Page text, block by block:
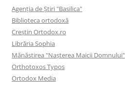
Agenţia de Ştiri "Basilica"
Biblioteca ortodoxă
Creştin Ortodox.ro
Librăria Sophia
Mănăstirea "Naşterea Maicii Domnului"
Orthotoxos Typos
Ortodox Media